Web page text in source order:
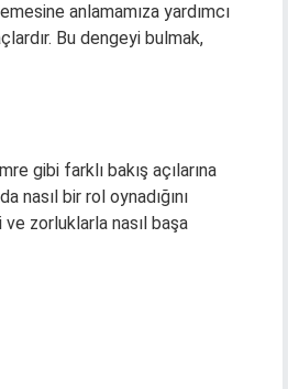
anlamamıza yardımcı
Bu dengeyi bulmak,
gibi farklı bakış açılarına
nasıl bir rol oynadığını
zorluklarla nasıl başa